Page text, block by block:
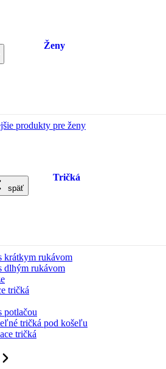
Ženy
produkty pre ženy
späť
Tričká
krátkym rukávom
dlhým rukávom
tričká
potlačou
tričká pod košeľu
tričká